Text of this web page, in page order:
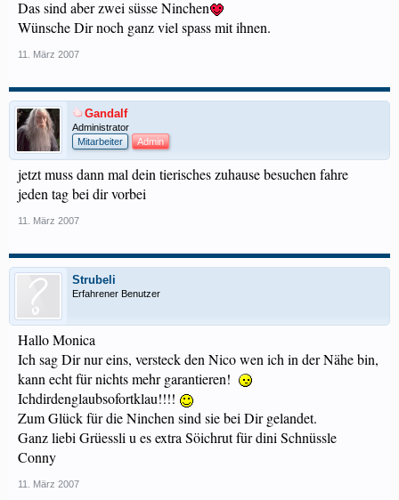
Das sind aber zwei süsse Ninchen
Wünsche Dir noch ganz viel spass mit ihnen.
11. März 2007
Gandalf
Administrator
Mitarbeiter
Admin
jetzt muss dann mal dein tierisches zuhause besuchen fahre
jeden tag bei dir vorbei
11. März 2007
Strubeli
Erfahrener Benutzer
Hallo Monica
Ich sag Dir nur eins, versteck den Nico wen ich in der Nähe bin,
kann echt für nichts mehr garantieren!
Ichdirdenglaubsofortklau!!!!
Zum Glück für die Ninchen sind sie bei Dir gelandet.
Ganz liebi Grüessli u es extra Söichrut für dini Schnüssle
Conny
11. März 2007